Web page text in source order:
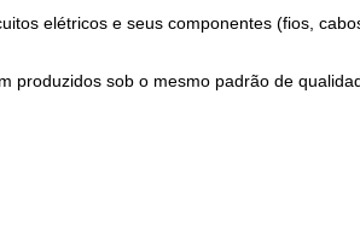
elétricos e seus componentes (fios,
produzidos sob o mesmo padrão de